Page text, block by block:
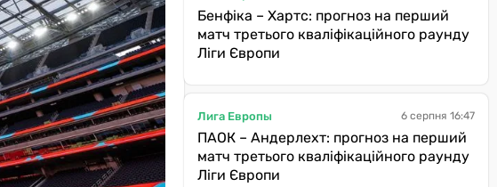
Бенфіка – Хартс: прогноз на перший
матч третього кваліфікаційного раунду
Ліги Європи
Лига Европы 6 серпня 16:47
ПАОК – Андерлехт: прогноз на перший
матч третього кваліфікаційного раунду
Ліги Європи